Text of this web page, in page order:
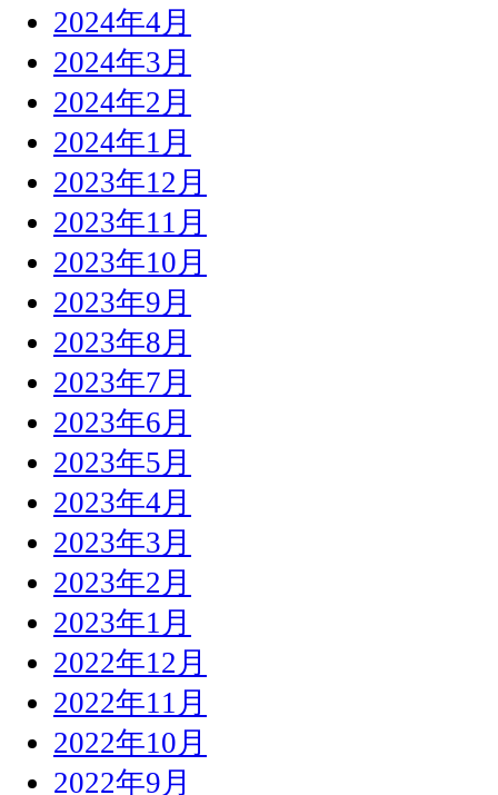
2024年4月
2024年3月
2024年2月
2024年1月
2023年12月
2023年11月
2023年10月
2023年9月
2023年8月
2023年7月
2023年6月
2023年5月
2023年4月
2023年3月
2023年2月
2023年1月
2022年12月
2022年11月
2022年10月
2022年9月